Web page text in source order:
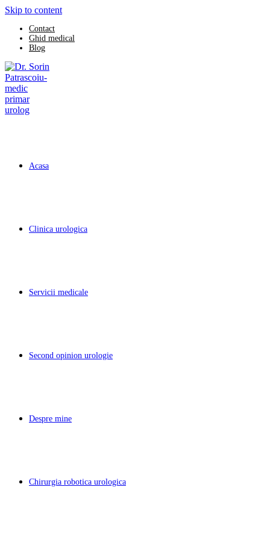
Skip to content
Contact
Ghid medical
Blog
Acasa
Clinica urologica
Servicii medicale
Second opinion urologie
Despre mine
Chirurgia robotica urologica